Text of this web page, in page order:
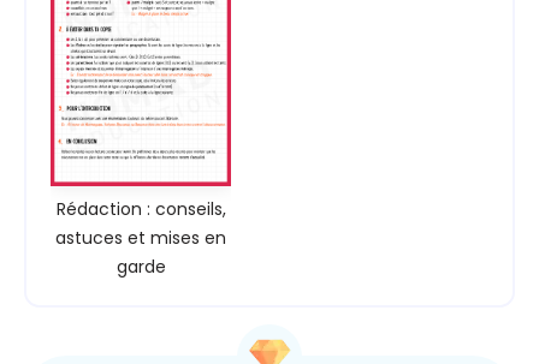
Rédaction : conseils,
astuces et mises en
garde